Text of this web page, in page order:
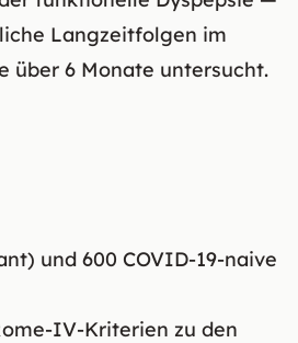
Langzeitfolgen im
über 6 Monate untersucht.
und 600 COVID-19-naive
IV-Kriterien zu den